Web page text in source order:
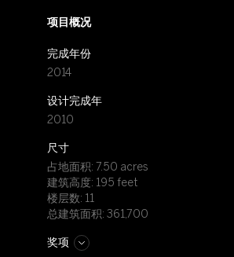
项目概况
完成年份
2014
设计完成年
2010
尺寸
占地面积: 7.50 acres
建筑高度: 195 feet
楼层数: 11
总建筑面积: 361,700
奖项